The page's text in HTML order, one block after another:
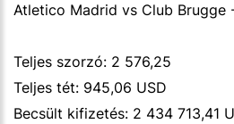
Atletico Madrid vs Club Brugge
Teljes szorzó: 2 576,25
Teljes tét: 945,06 USD
Becsült kifizetés: 2 434 713,41